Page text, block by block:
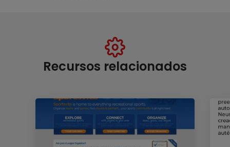
Recursos relacionados